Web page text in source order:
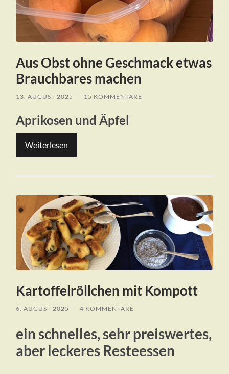
Aus Obst ohne Geschmack etwas
Brauchbares machen
13. AUGUST 2025 15 KOMMENTARE
Aprikosen und Äpfel
Weiterlesen
Kartoffelröllchen mit Kompott
6. AUGUST 2025 4 KOMMENTARE
ein schnelles, sehr preiswertes,
aber leckeres Resteessen